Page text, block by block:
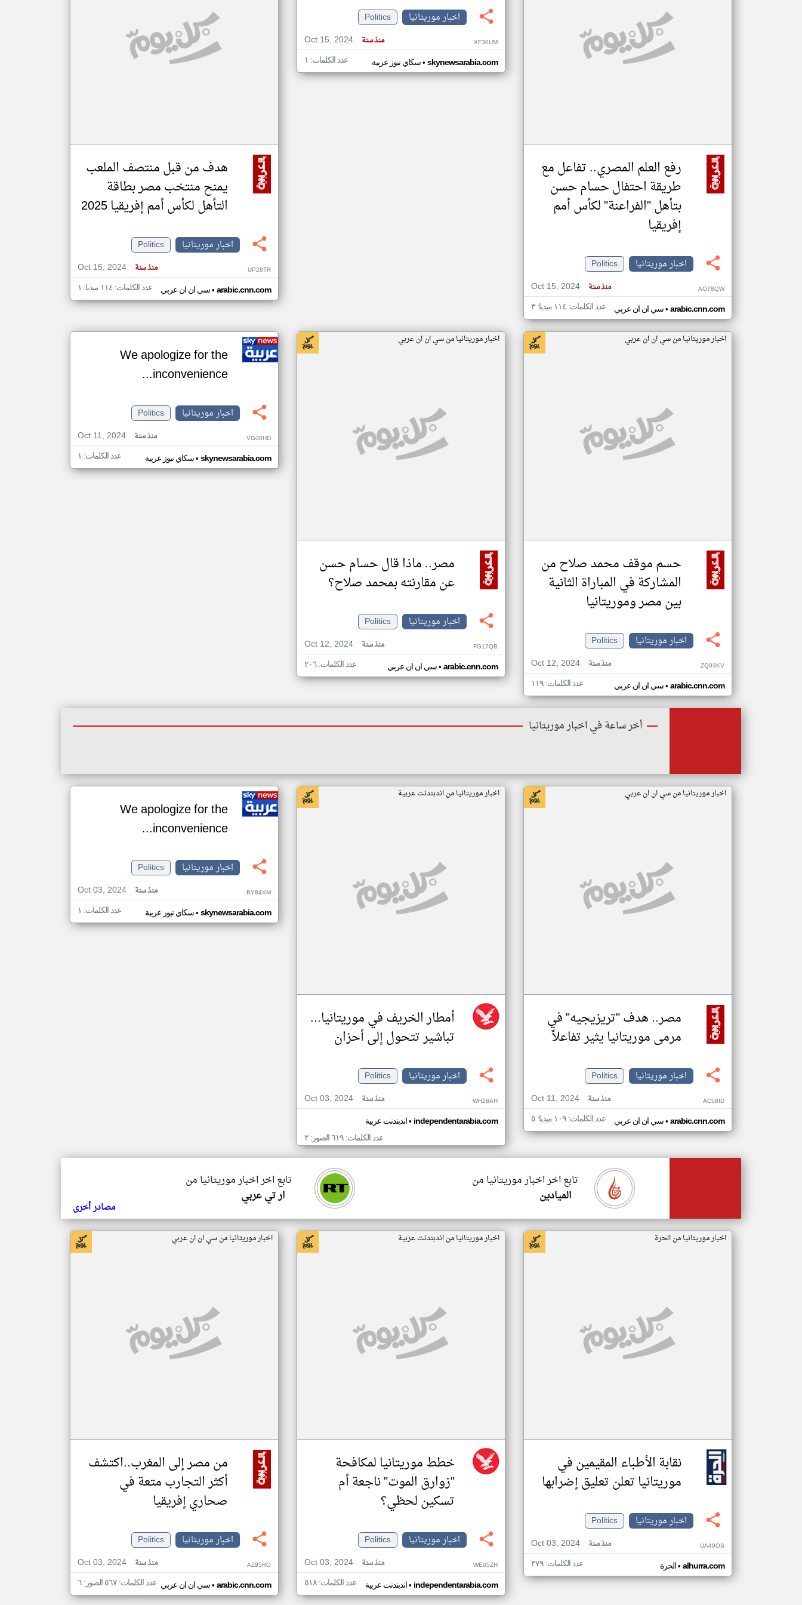
مصادر الأخبار من موريتانيا
رفع العلم المصري.. تفاعل مع
طريقة احتفال حسام حسن
بتأهل "الفراعنة" لكأس أمم
إفريقيا
اخبار موريتانيا
Politics
Oct 15, 2024
منذ سنة AO78QW
سي ان ان عربي• arabic.cnn.com عدد الكلمات: ١١٤ ميديا: ٣
اخبار موريتانيا
Politics
Oct 15, 2024
منذ سنة XF30UM
سكاي نيوز عربية• skynewsarabia.com عدد الكلمات: ١
هدف من قبل منتصف الملعب
يمنح منتخب مصر بطاقة
التأهل لكأس أمم إفريقيا 2025
اخبار موريتانيا
Politics
Oct 15, 2024
منذ سنة UP28TR
سي ان ان عربي• arabic.cnn.com عدد الكلمات: ١١٤ ميديا: ١
اخبار موريتانيا من سي ان ان عربي
حسم موقف محمد صلاح من
المشاركة في المباراة الثانية
بين مصر وموريتانيا
اخبار موريتانيا
Politics
Oct 12, 2024
منذ سنة ZQ93KV
سي ان ان عربي• arabic.cnn.com عدد الكلمات: ١١٩
اخبار موريتانيا من سي ان ان عربي
مصر.. ماذا قال حسام حسن
عن مقارنته بمحمد صلاح؟
اخبار موريتانيا
Politics
Oct 12, 2024
منذ سنة FG17QB
سي ان ان عربي• arabic.cnn.com عدد الكلمات: ٢٠٦
We apologize for the
inconvenience...
اخبار موريتانيا
Politics
Oct 11, 2024
منذ سنة VG00HD
سكاي نيوز عربية• skynewsarabia.com عدد الكلمات: ١
أخر ساعة في اخبار موريتانيا
اخبار موريتانيا من سي ان ان عربي
مصر.. هدف "تريزيجيه" في
مرمى موريتانيا يثير تفاعلاً
اخبار موريتانيا
Politics
Oct 11, 2024
منذ سنة AC58ID
سي ان ان عربي• arabic.cnn.com عدد الكلمات: ١٠٩ ميديا: ٥
اخبار موريتانيا من اندبندنت عربية
أمطار الخريف في موريتانيا...
تباشير تتحول إلى أحزان
اخبار موريتانيا
Politics
Oct 03, 2024
منذ سنة WH28AH
اندبندنت عربية• independentarabia.com
عدد الكلمات: ٦١٩ الصور: ٢
We apologize for the
inconvenience...
اخبار موريتانيا
Politics
Oct 03, 2024
منذ سنة BY84XM
سكاي نيوز عربية• skynewsarabia.com عدد الكلمات: ١
تابع اخر اخبار موريتانيا من
ار تي عربي
تابع اخر اخبار موريتانيا من
الميادين
مصادر أخرى
اخبار موريتانيا من الحرة
نقابة الأطباء المقيمين في
موريتانيا تعلن تعليق إضرابها
اخبار موريتانيا
Politics
Oct 03, 2024
منذ سنة UA49OS
الحرة• alhurra.com عدد الكلمات: ٣٧٩
اخبار موريتانيا من اندبندنت عربية
خطط موريتانيا لمكافحة
"زوارق الموت" ناجعة أم
تسكين لحظي؟
اخبار موريتانيا
Politics
Oct 03, 2024
منذ سنة WE05ZH
اندبندنت عربية• independentarabia.com عدد الكلمات: ٥١٨
اخبار موريتانيا من سي ان ان عربي
من مصر إلى المغرب..اكتشف
أكثر التجارب متعة في
صحاري إفريقيا
اخبار موريتانيا
Politics
Oct 03, 2024
منذ سنة AZ95RO
سي ان ان عربي• arabic.cnn.com عدد الكلمات: ٥٦٧ الصور: ٦